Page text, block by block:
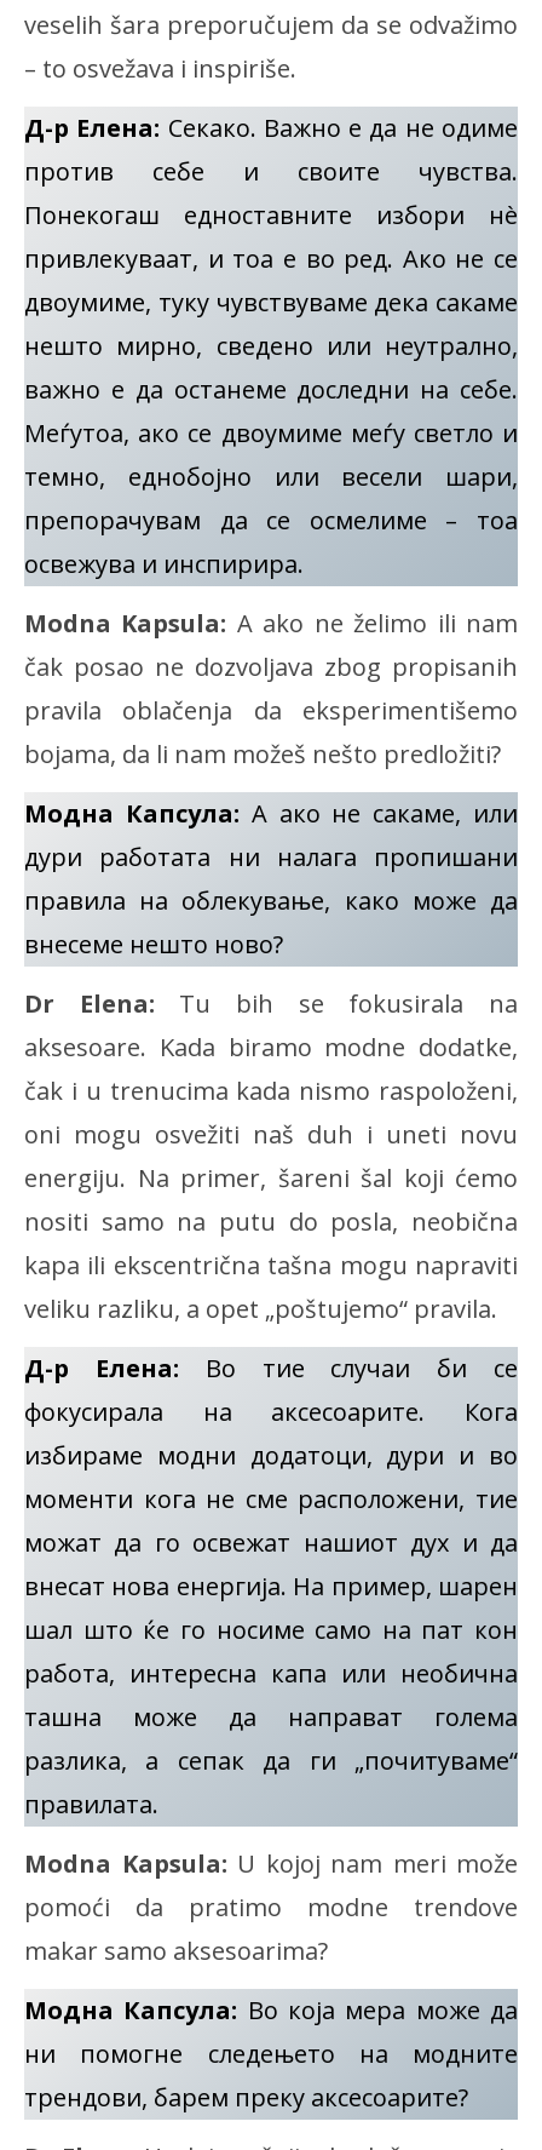
veselih šara preporučujem da se odvažimo
– to osvežava i inspiriše.
Д-р Елена: Секако. Важно е да не одиме
против себе и своите чувства.
Понекогаш едноставните избори нè
привлекуваат, и тоа е во ред. Ако не се
двоумиме, туку чувствуваме дека сакаме
нешто мирно, сведено или неутрално,
важно е да останеме доследни на себе.
Меѓутоа, ако се двоумиме меѓу светло и
темно, еднобојно или весели шари,
препорачувам да се осмелиме – тоа
освежува и инспирира.
Modna Kapsula: A ako ne želimo ili nam
čak posao ne dozvoljava zbog propisanih
pravila oblačenja da eksperimentišemo
bojama, da li nam možeš nešto predložiti?
Модна Капсула: А ако не сакаме, или
дури работата ни налага пропишани
правила на облекување, како може да
внесеме нешто ново?
Dr Elena: Tu bih se fokusirala na
aksesoare. Kada biramo modne dodatke,
čak i u trenucima kada nismo raspoloženi,
oni mogu osvežiti naš duh i uneti novu
energiju. Na primer, šareni šal koji ćemo
nositi samo na putu do posla, neobična
kapa ili ekscentrična tašna mogu napraviti
veliku razliku, a opet „poštujemo“ pravila.
Д-р Елена: Во тие случаи би се
фокусирала на аксесоарите. Кога
избираме модни додатоци, дури и во
моменти кога не сме расположени, тие
можат да го освежат нашиот дух и да
внесат нова енергија. На пример, шарен
шал што ќе го носиме само на пат кон
работа, интересна капа или необична
ташна може да направат голема
разлика, а сепак да ги „почитуваме“
правилата.
Modna Kapsula: U kojoj nam meri može
pomoći da pratimo modne trendove
makar samo aksesoarima?
Модна Капсула: Во која мера може да
ни помогне следењето на модните
трендови, барем преку аксесоарите?